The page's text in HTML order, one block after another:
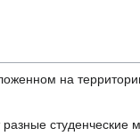
на